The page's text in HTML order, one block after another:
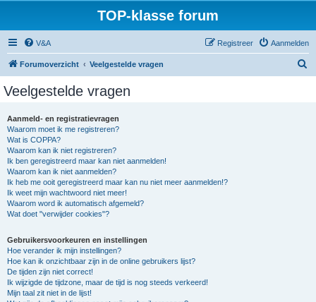
TOP-klasse forum
V&A Aanmelden
Registreer
Forumoverzicht Veelgestelde vragen
Veelgestelde vragen
Aanmeld- en registratievragen
Waarom moet ik me registreren?
Wat is COPPA?
Waarom kan ik niet registreren?
Ik ben geregistreerd maar kan niet aanmelden!
Waarom kan ik niet aanmelden?
Ik heb me ooit geregistreerd maar kan nu niet meer aanmelden!?
Ik weet mijn wachtwoord niet meer!
Waarom word ik automatisch afgemeld?
Wat doet "verwijder cookies"?
Gebruikersvoorkeuren en instellingen
Hoe verander ik mijn instellingen?
Hoe kan ik onzichtbaar zijn in de online gebruikers lijst?
De tijden zijn niet correct!
Ik wijzigde de tijdzone, maar de tijd is nog steeds verkeerd!
Mijn taal zit niet in de lijst!